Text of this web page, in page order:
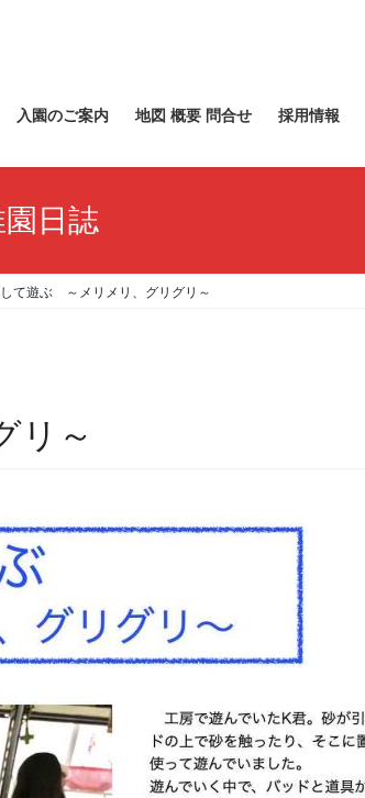
入園のご案内 地図 概要 問合せ 採用情報
日誌
て遊ぶ ～メリメリ、グリグリ～
リ～